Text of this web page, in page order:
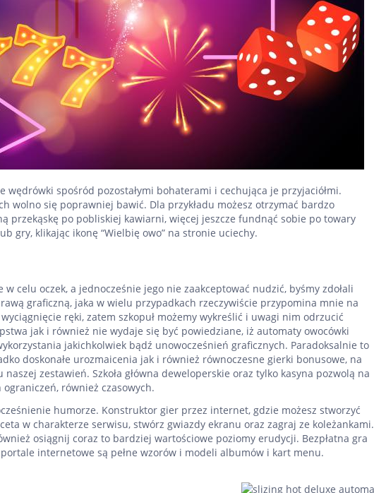
wędrówki spośród pozostałymi bohaterami i cechująca je przyjaciółmi.
wolno się poprawniej bawić. Dla przykładu możesz otrzymać bardzo
przekąskę po pobliskiej kawiarni, więcej jeszcze fundnąć sobie po towary
gry, klikając ikonę “Wielbię owo” na stronie uciechy.
celu oczek, a jednocześnie jego nie zaakceptować nudzić, byśmy zdołali
graficzną, jaka w wielu przypadkach rzeczywiście przypomina mnie na
ręki, zatem szkopuł możemy wykreślić i uwagi nim odrzucić
jak i również nie wydaje się być powiedziane, iż automaty owocówki
jakichkolwiek bądź unowocześnień graficznych. Paradoksalnie to
doskonałe urozmaicenia jak i również równoczesne gierki bonusowe, na
zestawień. Szkoła główna deweloperskie oraz tylko kasyna pozwolą na
również czasowych.
humorze. Konstruktor gier przez internet, gdzie możesz stworzyć
w charakterze serwisu, stwórz gwiazdy ekranu oraz zagraj ze koleżankami.
osiągnij coraz to bardziej wartościowe poziomy erudycji. Bezpłatna gra
internetowe są pełne wzorów i modeli albumów i kart menu.